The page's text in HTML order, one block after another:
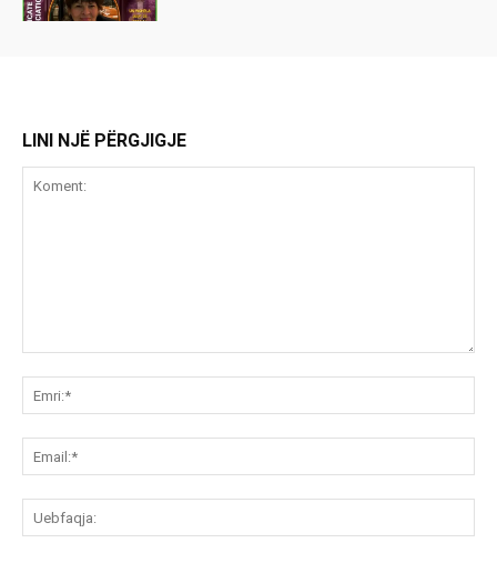
LINI NJË PËRGJIGJE